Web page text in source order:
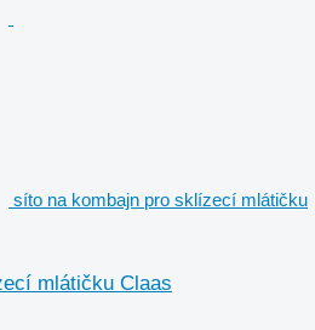
síto na kombajn pro sklízecí mlátičku
mlátičku Claas